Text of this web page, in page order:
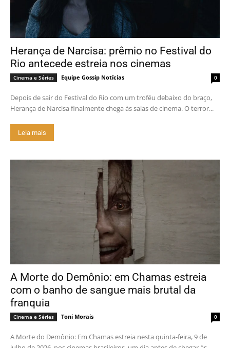
Herança de Narcisa: prêmio no Festival do
Rio antecede estreia nos cinemas
Cinema e Séries Equipe Gossip Notícias 0
Depois de sair do Festival do Rio com um troféu debaixo do braço,
Herança de Narcisa finalmente chega às salas de cinema. O terror...
Leia mais
A Morte do Demônio: em Chamas estreia
com o banho de sangue mais brutal da
franquia
Cinema e Séries Toni Morais 0
A Morte do Demônio: Em Chamas estreia nesta quinta-feira, 9 de